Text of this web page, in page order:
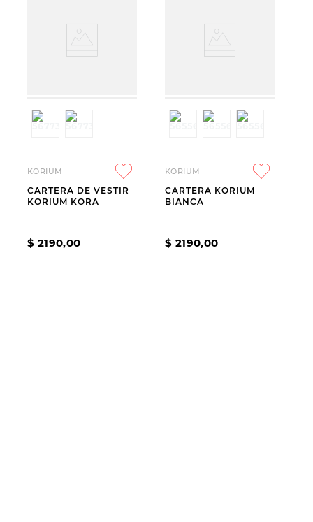
KORIUM
CARTERA DE VESTIR
KORIUM KORA
$ 2190,00
KORIUM
CARTERA KORIUM
BIANCA
$ 2190,00